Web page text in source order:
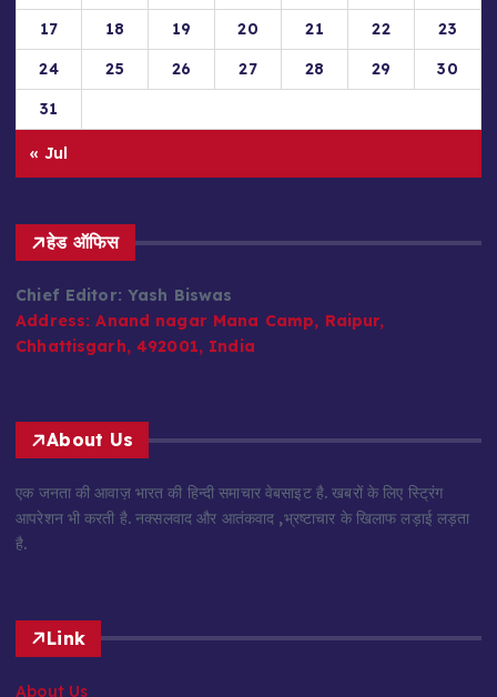
17
18 19 20 21 22
23
24
25 26 27 28 29
30
31
« Jul
हेड ऑफिस
Chief Editor: Yash Biswas
Address: Anand nagar Mana Camp, Raipur,
Chhattisgarh, 492001, India
About Us
एक जनता की आवाज़ भारत की हिन्दी समाचार वेबसाइट है. खबरों के लिए स्ट्रिंग
आपरेशन भी करती है. नक्सलवाद और आतंकवाद ,भ्रष्टाचार के खिलाफ लड़ाई लड़ता
है.
Link
About Us